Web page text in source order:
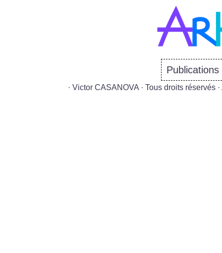
Publications
· Victor CASANOVA · Tous droits